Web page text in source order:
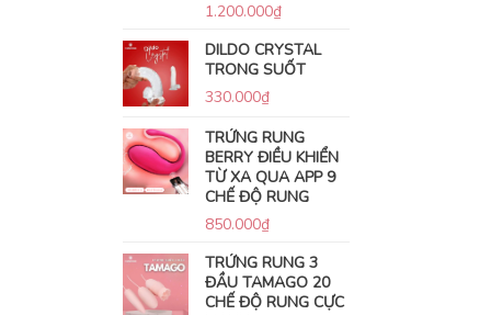
1.200.000₫
DILDO CRYSTAL
TRONG SUỐT
330.000₫
TRỨNG RUNG
BERRY ĐIỀU KHIỂN
TỪ XA QUA APP 9
CHẾ ĐỘ RUNG
850.000₫
TRỨNG RUNG 3
ĐẦU TAMAGO 20
CHẾ ĐỘ RUNG CỰC